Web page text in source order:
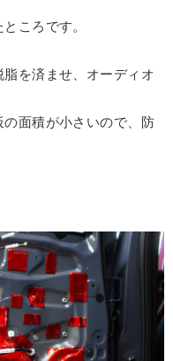
ころです。
を済ませ、オーディオ
面積が小さいので、防